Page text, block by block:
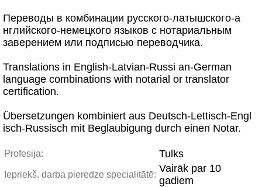
Переводы в комбинации русского-латышского-а
нглийского-немецкого языков с нотариальным
заверением или подписью переводчика.
Translations in English-Latvian-Russi an-German
language combinations with notarial or translator
certification.
Übersetzungen kombiniert aus Deutsch-Lettisch-Engl
isch-Russisch mit Beglaubigung durch einen Notar.
Profesija: Tulks
Iepriekš. darba pieredze specialitātē:
Vairāk par 10
gadiem